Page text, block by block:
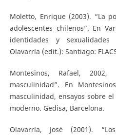
Moletto, Enrique (2003). “La
adolescentes chilenos”. En
identidades y
Olavarría (edit.): Santiago:
Montesinos, Rafael, 2002,
masculinidad”. En
masculinidad, ensayos sobre
moderno. Gedisa, Barcelona.
Olavarría, José (2001).